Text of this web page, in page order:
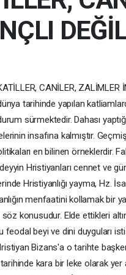
yapılan katliamlardan inançlarla, dinlerle ilişkilendirilenler olmuştur ki bugün bile aynı durum sürmektedir. Dahası yaptığı canilikleri dahi dini inançla soslayarak yapan adi mahlukatlar bugün dünya böylelerinin insafına kalmıştır. Geçmişteki Haçlı seferleri ve bugün İsrail tarafından gerçekleştirilen mezalim politikaları en bilinen örneklerdir. Fakat Haçlı seferleri yapılırken asker toplamak için Papa din istismarı yapıp mütedeyyin Hristiyanları cennet ve günahlarının affı vaadi sunsa da hiçbir şekilde Ortadoğu'da, İslam memleketlerinde Hristiyanlığı yayma, Hz. İsa'nın risaletini Ortadoğu halklarına kabul ettirme amacı güdülmemiş, yani Hristiyanlığın menfaatini kollamak bir yana dursun yağma/talan amacı güdülerek İslam memleketlerine saldırılması söz konusudur. Elde ettikleri altın, gümüş ve köleler Haçlı krallıklarını zenginleştirse de bu seferlere katılan çoğu feodal beyi ve dini duyguları istismar edilen Hristiyan savaşçılar ülkelerine geri dönememiştir. Dahası Ortodoks Hristiyan Bizans'a o tarihte başkentlik yapan İstanbul Katolik Hristiyan Latinlerce yağmalanmıştır ki Hristiyanlık tarihinde kara bir leke olarak yer almıştır. Öyle ki Bizans İmparatoru Justinianos zamanında kilise olarak yaptırılan Ayasofya da İstanbul gibi yağmalanırken kubbesinin tepesindeki altın haç bile Katolik Latinlerce çalınmış, 1453’te İstanbul Osmanlılarca fethedilene kadar da bedbaht bir halde kalmış, yaşlı, yorgun yapısıyla imani ve insani bir dokunuş özlemiyle yanıp tutuşmuştur. Aynı şekilde İsrail Filistin başta olmak üzere tüm Ortadoğu ülkelerine karşı gangster kesilirken Hz. Musa'nın risaleti için, Musevilik inancı için bunları yapmadığı gibi tüm Ortadoğu'da saf Yahudi ırkından başka bir ulus bırakmama çabasıyla, yani bir asır evvel Nazi rejiminin tüm Avrupa'da ve işgal ettiği her yerde saf Ari ırkından başka bütün ulusların soyunu kurutmaya çalışması gibi… Bunlar bilinen gerçekler… Fakat bir de unutturulmaya çalışılan vahşet örnekleri vardır ki bu örnekleri sergileyenlerin de maksadı dini inanç veya mezhepçilik değildir. Biz de unutturulmaya çalışılan bu örnekleri ele alacağız: Tarih 2 Şubat 1982… Hafız Esed idaresindeki Suriye Baas idaresi tarafından hava bombardımanına tutulan Hama kenti, yoğun topçu atışlarıyla hedef alındı… Bütün bunlarla yetinmeyen Esed idaresindeki Şam rejimi, Hama kentinin su, elektrik ve iletişim hatlarını keserek Hama'yı komple izole etti. Semtlere tanklarla giren rejim askerleri yalnızca katliamlarla yetinmeyip yağmalama ve cinsel saldırı suçlarına da imza attı. 40 binden fazla sivil öldürülürken zorla alıkonulan 17 bin kişiden bir daha asla haber alınamadı. Kentteki tarihi mahalleleri, 88 camiyi ve 3 kiliseyi saldırılarıyla yerle bir eden Şam'daki Baas rejimi, katliamın konuşulmasını yasaklasa da 9 Aralık 2024 tarihindeki rejim değişikliğiyle Hama Katliamı, ilk kez anıldı ve lanetlendi. Tarih 25 Mayıs 2012… Armut ağacının dibine düşer sözünün ne denli doğru bir söz olduğu Esed hanedanlığı örneğiyle zannediyorum ki kanıtlanmıştır. Zira Baba Hafız Esed'in iktidara geldiği 1963’ten 2000’deki